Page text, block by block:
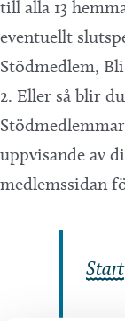
till alla 13
eventuellt
Stödmedlem,
2. Eller så blir
uppvisande av
medlemssidan
Start